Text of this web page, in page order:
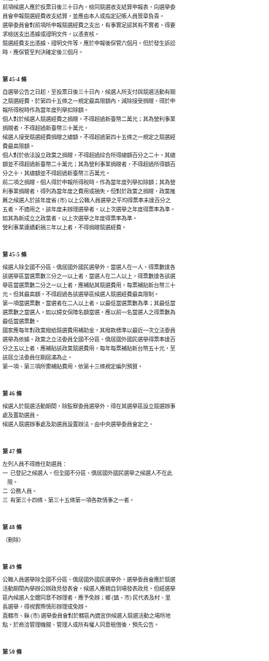
前項候選人應於投票日後三十日內，檢同競選收支結算申報表，向選舉委
員會申報競選經費收支結算，並應由本人或指定記帳人員簽章負責。
選舉委員會對前項所申報競選經費之支出，有事實足認其有不實者，得要
求檢送支出憑據或證明文件，以憑查核。
競選經費支出憑據、證明文件等，應於申報後保管六個月。但於發生訴訟
第 45-4 條
自選舉公告之日起，至投票日後三十日內，候選人所支付與競選活動有關
之競選經費，於第四十五條之一規定最高限額內，減除接受捐贈，得於申
報所得稅時作為當年度列舉扣除額。
個人對於候選人競選經費之捐贈，不得超過新臺幣二萬元；其為營利事業
捐贈者，不得超過新臺幣三十萬元。
候選人接受競選經費捐贈之總額，不得超過第四十五條之一規定之競選經
費最高限額。
個人對於依法設立政黨之捐贈，不得超過綜合所得總額百分之二十，其總
額並不得超過新臺幣二十萬元；其為營利事業捐贈者，不得超過所得額百
分之十，其總額並不得超過新臺幣三百萬元。
前二項之捐贈，個人得於申報所得稅時，作為當年度列舉扣除額；其為營
利事業捐贈者，得列為當年度之費用或損失。但對於政黨之捐贈，政黨推
薦之候選人於該年度省 (市) 以上公職人員選舉之平均得票率未達百分之
五者，不適用之。該年度未辦理選舉者，以上次選舉之年度得票率為準。
如其為新成立之政黨者，以上次選舉之年度得票率為準。
營利事業連續虧損三年以上者，不得捐贈競選經費。
第 45-5 條
候選人除全國不分區、僑居國外國民選舉外，當選人在一人，得票數達各
該選舉區當選票數三分之一以上者，當選人在二人以上，得票數達各該選
舉區當選票數二分之一以上者，應補貼其競選費用，每票補貼新台幣三十
元。但其最高額，不得超過各該選舉區候選人競選經費最高限制。
第一項當選票數，當選者在二人以上者，以最低當選票數為準；其最低當
選票數之當選人，如以婦女保障名額當選，應以前一名當選人之得票數為
最低當選票數。
國家應每年對政黨撥給競選費用補助金，其撥款標準以最近一次立法委員
選舉為依據。政黨之立法委員全國不分區、僑居國外國民選舉得票率達百
分之五以上者，應補貼該政黨競選費用，每年每票補貼新台幣五十元，至
該屆立法委員任期屆滿為止。
第一項、第三項所需補貼費用，依第十三條規定編列預算。
第 46 條
候選人於競選活動期間，除監察委員選舉外，得在其選舉區設立競選辦事
處及置助選員。
候選人競選辦事處及助選員設置辦法，由中央選舉委員會定之。
第 47 條
左列人員不得擔任助選員：
一  已登記之候選人。但全國不分區、僑居國外國民選舉之候選人不在此
    限。
二  公務人員。
三  有第三十四條、第三十五條第一項各款情事之一者。
第 48 條
（刪除）
第 49 條
公職人員選舉除全國不分區、僑居國外國民選舉外，選舉委員會應於競選
活動期間內舉辦公辦政見發表會，候選人應親自到場發表政見，但經選舉
區內候選人全體同意不辦理者，應予免辦；鄉 (鎮、市) 民代表及村、里
長選舉，得視實際情形辦理或免辦。
直轄市、縣 (市) 選舉委員會對於轄區內適宜供候選人競選活動之場所地
點，於商洽管理機關、管理人或所有權人同意租借後，預先公告。
第 50 條